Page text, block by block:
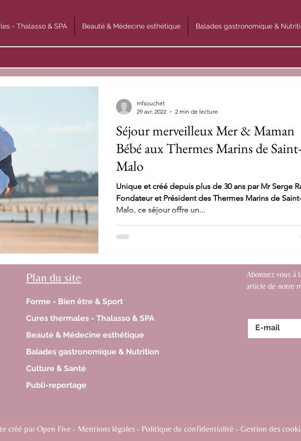
- Thalasso & SPA Beauté & Médecine esthétique Balades gastronomique &
Séjour merveilleux Mer & Maman
Bébé aux Thermes Marins de Saint-
Malo
Unique et créé depuis plus de 30 ans par Mr Serge
Fondateur et Président des Thermes Marins de Saint-
Malo, ce séjour offre un...
mfsouchet
29 avr. 2022
2 min de lecture
Plan du site
Forme - Bien être & Sport
Cures thermales - Thalasso & SPA
Beauté & Médecine esthétique
Balades gastronomique & Nutrition
Culture & Santé
Publi-reportage
Abonnez vous à
article de notre
créé par Open Five - Mentions légales - Politique de confidentialité - Gestion des